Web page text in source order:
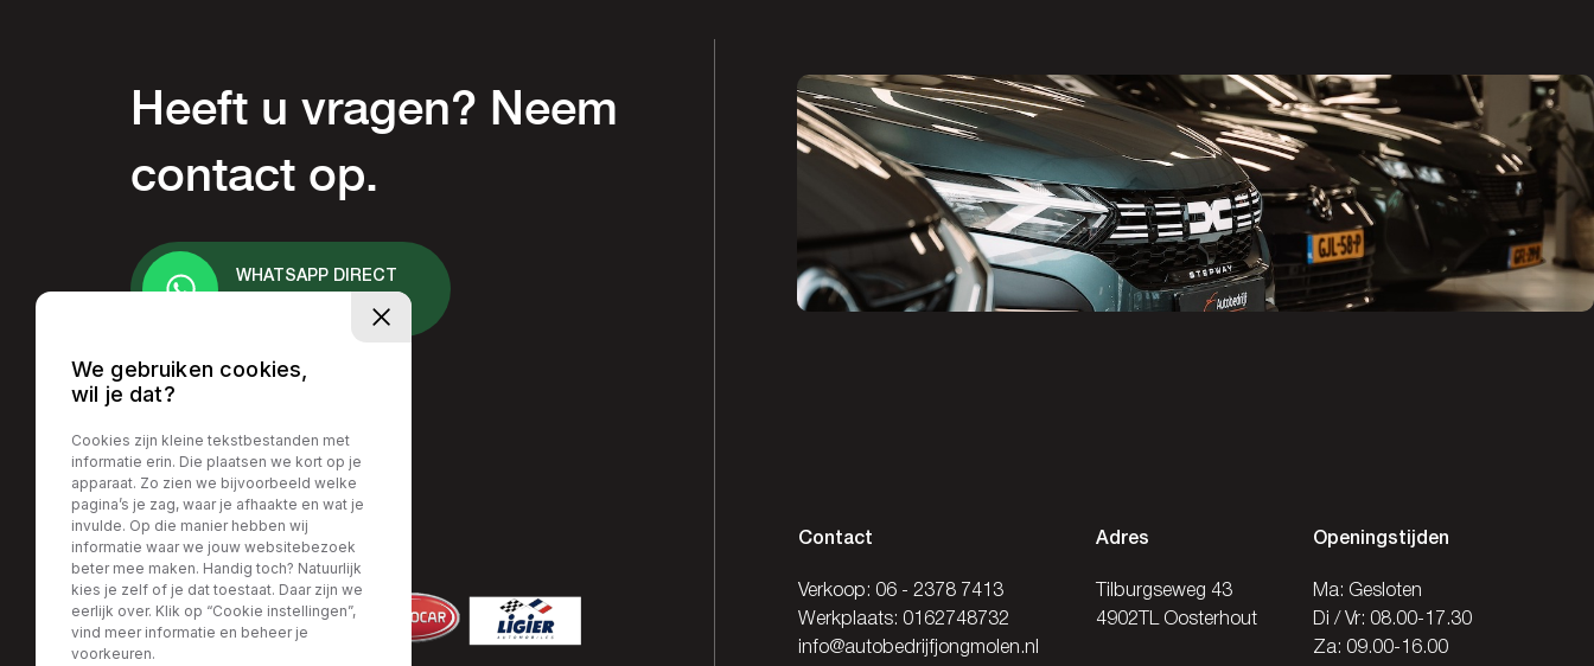
Heeft u vragen? Neem
contact op.
WHATSAPP DIRECT
Contact
Verkoop: 06 - 2378 7413
Werkplaats: 0162748732
info@autobedrijfjongmolen.nl
Adres
Tilburgseweg 43
4902TL Oosterhout
Openingstijden
Ma: Gesloten
Di / Vr: 08.00-17.30
Za: 09.00-16.00
We gebruiken cookies,
wil je dat?
Cookies zijn kleine tekstbestanden met
informatie erin. Die plaatsen we kort op je
apparaat. Zo zien we bijvoorbeeld welke
pagina’s je zag, waar je afhaakte en wat je
invulde. Op die manier hebben wij
informatie waar we jouw websitebezoek
beter mee maken. Handig toch? Natuurlijk
kies je zelf of je dat toestaat. Daar zijn we
eerlijk over. Klik op “Cookie instellingen”,
vind meer informatie en beheer je
voorkeuren.